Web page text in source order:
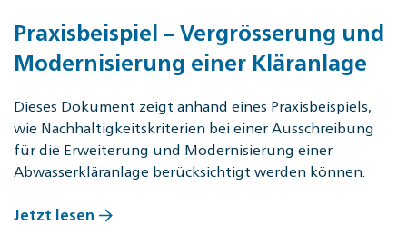
Praxisbeispiel – Vergrösserung und
Modernisierung einer Kläranlage
Dieses Dokument zeigt anhand eines Praxisbeispiels,
wie Nachhaltigkeitskriterien bei einer Ausschreibung
für die Erweiterung und Modernisierung einer
Abwasserkläranlage berücksichtigt werden können.
Jetzt lesen